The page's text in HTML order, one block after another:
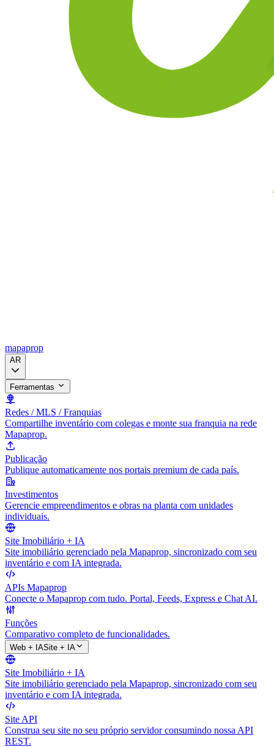
mapaprop
AR
Ferramentas
Redes / MLS / Franquias
Compartilhe inventário com colegas e monte sua franquia na rede
Mapaprop.
Publicação
Publique automaticamente nos portais premium de cada país.
Investimentos
Gerencie empreendimentos e obras na planta com unidades
individuais.
Site Imobiliário + IA
Site imobiliário gerenciado pela Mapaprop, sincronizado com seu
inventário e com IA integrada.
APIs Mapaprop
Conecte o Mapaprop com tudo. Portal, Feeds, Express e Chat AI.
Funções
Comparativo completo de funcionalidades.
Web + IASite + IA
Site Imobiliário + IA
Site imobiliário gerenciado pela Mapaprop, sincronizado com seu
inventário e com IA integrada.
Site API
Construa seu site no seu próprio servidor consumindo nossa API
REST.